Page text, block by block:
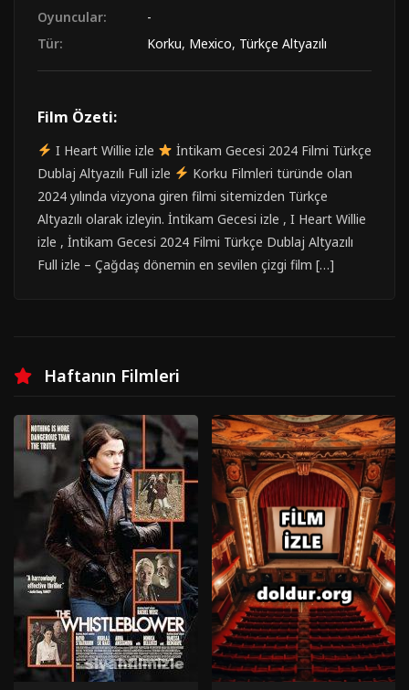
Oyuncular:
-
Tür:
Korku, Mexico, Türkçe Altyazılı
Film Özeti:
I Heart Willie izle
İntikam Gecesi 2024 Filmi Türkçe
Dublaj Altyazılı Full izle
Korku Filmleri türünde olan
2024 yılında vizyona giren filmi sitemizden Türkçe
Altyazılı olarak izleyin. İntikam Gecesi izle , I Heart Willie
izle , İntikam Gecesi 2024 Filmi Türkçe Dublaj Altyazılı
Full izle – Çağdaş dönemin en sevilen çizgi film […]
Haftanın Filmleri